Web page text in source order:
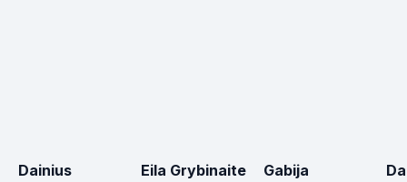
Dainius
Eila Grybinaite
Gabija